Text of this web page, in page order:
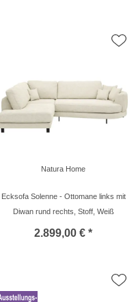
Natura Home
Ecksofa Solenne - Ottomane links mit
Diwan rund rechts, Stoff, Weiß
2.899,00 € *